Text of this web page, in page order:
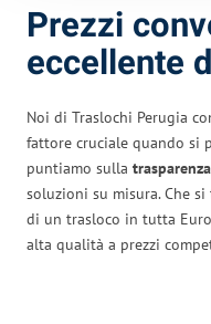
Prezzi
eccellente
Noi di Traslochi Perugia
fattore cruciale quando si
puntiamo sulla
soluzioni su misura. Che
di un trasloco in tutta
alta qualità a prezzi